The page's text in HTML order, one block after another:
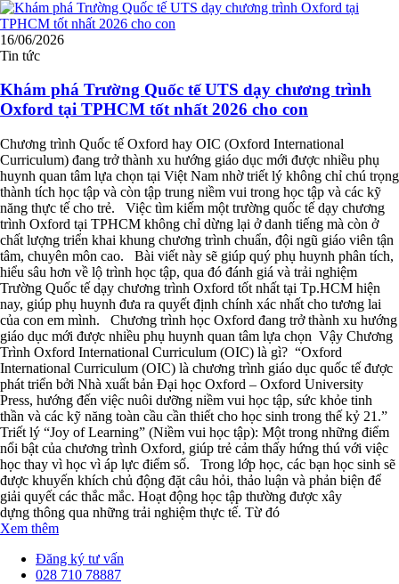
16/06/2026
Tin tức
Khám phá Trường Quốc tế UTS dạy chương trình
Oxford tại TPHCM tốt nhất 2026 cho con
Chương trình Quốc tế Oxford hay OIC (Oxford International
Curriculum) đang trở thành xu hướng giáo dục mới được nhiều phụ
huynh quan tâm lựa chọn tại Việt Nam nhờ triết lý không chỉ chú trọng
thành tích học tập và còn tập trung niềm vui trong học tập và các kỹ
năng thực tế cho trẻ. Việc tìm kiếm một trường quốc tế dạy chương
trình Oxford tại TPHCM không chỉ dừng lại ở danh tiếng mà còn ở
chất lượng triển khai khung chương trình chuẩn, đội ngũ giáo viên tận
tâm, chuyên môn cao. Bài viết này sẽ giúp quý phụ huynh phân tích,
hiểu sâu hơn về lộ trình học tập, qua đó đánh giá và trải nghiệm
Trường Quốc tế dạy chương trình Oxford tốt nhất tại Tp.HCM hiện
nay, giúp phụ huynh đưa ra quyết định chính xác nhất cho tương lai
của con em mình. Chương trình học Oxford đang trở thành xu hướng
giáo dục mới được nhiều phụ huynh quan tâm lựa chọn Vậy Chương
Trình Oxford International Curriculum (OIC) là gì? “Oxford
International Curriculum (OIC) là chương trình giáo dục quốc tế được
phát triển bởi Nhà xuất bản Đại học Oxford – Oxford University
Press, hướng đến việc nuôi dưỡng niềm vui học tập, sức khỏe tinh
thần và các kỹ năng toàn cầu cần thiết cho học sinh trong thế kỷ 21.”
Triết lý “Joy of Learning” (Niềm vui học tập): Một trong những điểm
nổi bật của chương trình Oxford, giúp trẻ cảm thấy hứng thú với việc
học thay vì học vì áp lực điểm số. Trong lớp học, các bạn học sinh sẽ
được khuyến khích chủ động đặt câu hỏi, thảo luận và phản biện để
giải quyết các thắc mắc. Hoạt động học tập thường được xây
dựng thông qua những trải nghiệm thực tế. Từ đó
Xem thêm
Đăng ký tư vấn
028 710 78887